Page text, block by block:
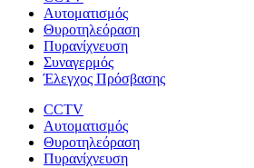
Αυτοματισμός
Θυροτηλεόραση
Πυρανίχνευση
Συναγερμός
Έλεγχος Πρόσβασης
CCTV
Αυτοματισμός
Θυροτηλεόραση
Πυρανίχνευση